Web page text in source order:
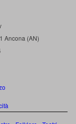
Ancona (AN)